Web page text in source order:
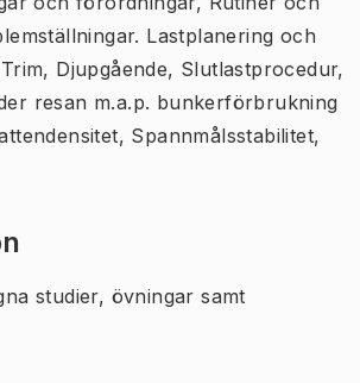
Lastplanering och
Djupgående, Slutlastprocedur,
resan m.a.p. bunkerförbrukning
Spannmålsstabilitet,
studier, övningar samt